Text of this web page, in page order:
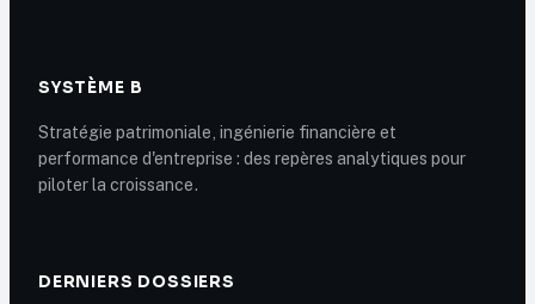
SYSTÈME B
Stratégie patrimoniale, ingénierie financière et
performance d'entreprise : des repères analytiques pour
piloter la croissance.
DERNIERS DOSSIERS